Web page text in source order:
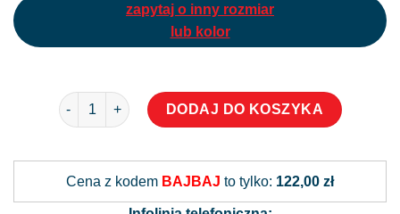
zapytaj o inny rozmiar
lub kolor
ilość Naklejka na szybę okienną roślinki i kropeczki
DODAJ DO KOSZYKA
Cena z kodem BAJBAJ to tylko: 122,00 zł